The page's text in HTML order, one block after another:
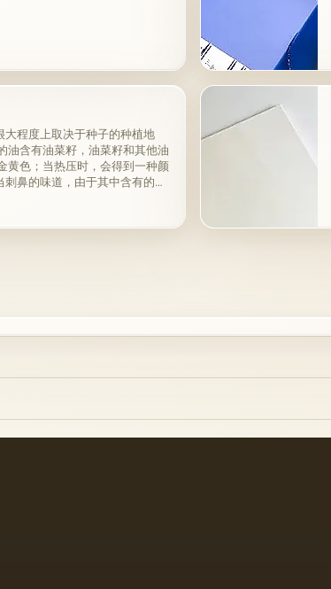
大程度上取决于种子的种植地
油含有油菜籽，油菜籽和其他油
黄色；当热压时，会得到一种颜
鼻的味道，由于其中含有的外